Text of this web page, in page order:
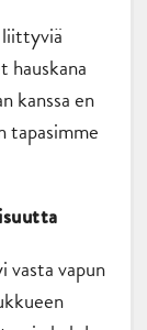
hauskana
kanssa en
tapasimme
vasta vapun